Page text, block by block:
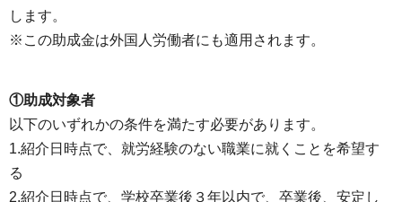
します。
※この助成金は外国人労働者にも適用されます。
①助成対象者
以下のいずれかの条件を満たす必要があります。
1.紹介日時点で、就労経験のない職業に就くことを希望す
る
2.紹介日時点で、学校卒業後３年以内で、卒業後、安定し